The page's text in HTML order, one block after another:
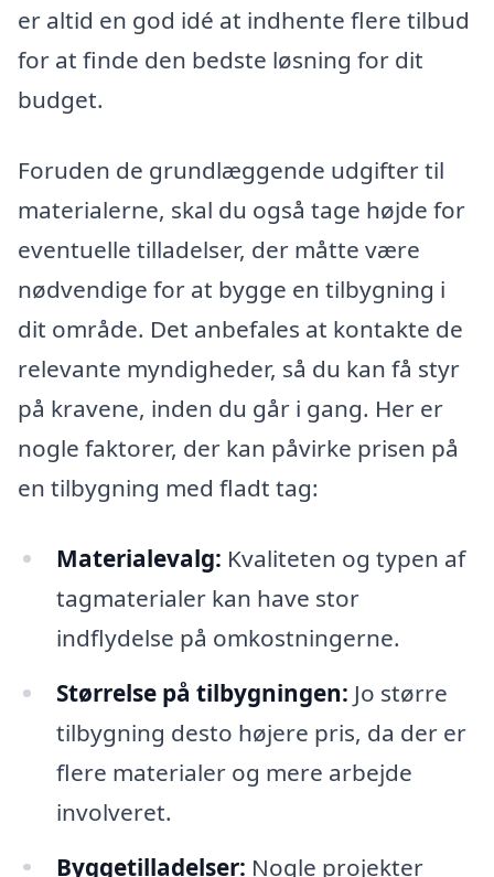
er altid en god idé at indhente flere tilbud
for at finde den bedste løsning for dit
budget.
Foruden de grundlæggende udgifter til
materialerne, skal du også tage højde for
eventuelle tilladelser, der måtte være
nødvendige for at bygge en tilbygning i
dit område. Det anbefales at kontakte de
relevante myndigheder, så du kan få styr
på kravene, inden du går i gang. Her er
nogle faktorer, der kan påvirke prisen på
en tilbygning med fladt tag:
Materialevalg: Kvaliteten og typen af
tagmaterialer kan have stor
indflydelse på omkostningerne.
Størrelse på tilbygningen: Jo større
tilbygning desto højere pris, da der er
flere materialer og mere arbejde
involveret.
Byggetilladelser: Nogle projekter